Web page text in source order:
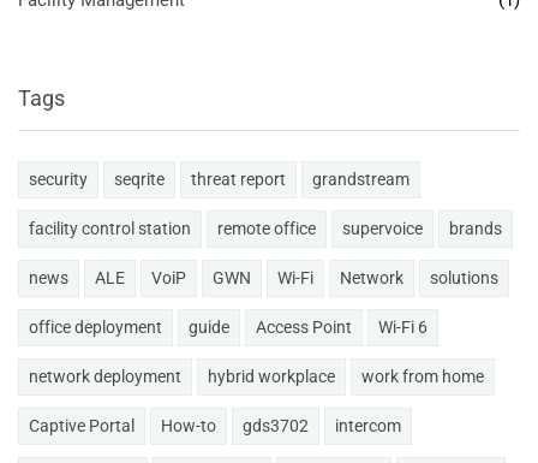
Tags
security seqrite threat report grandstream
facility control station remote office supervoice brands
news ALE VoiP GWN Wi-Fi Network solutions
office deployment guide Access Point Wi-Fi 6
network deployment hybrid workplace work from home
Captive Portal How-to gds3702 intercom